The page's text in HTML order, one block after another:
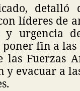
detalló
líderes de
y urgencia
fin a
Fuerzas
evacuar a